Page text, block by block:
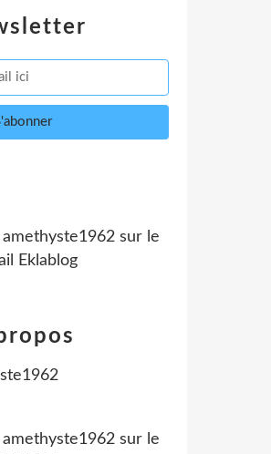
amethyste1962sur le
Eklablog
amethyste1962sur le